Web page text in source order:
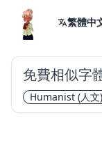
繁體中
免費相似字
Humanist (人文)